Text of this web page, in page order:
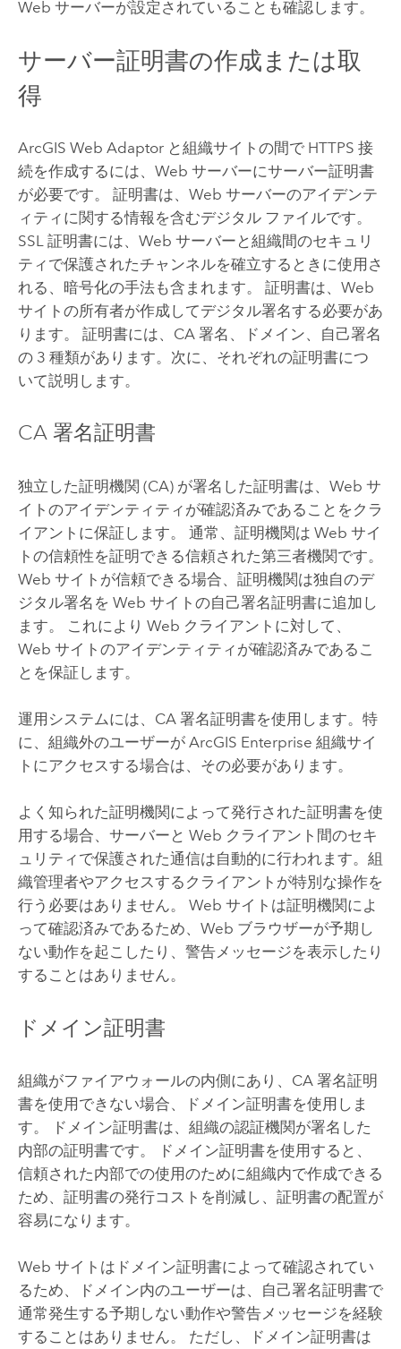
Web サーバーが設定されていることも確認します。
サーバー証明書の作成または取
得
ArcGIS Web Adaptorと組織サイトの間で HTTPS 接
続を作成するには、Web サーバーにサーバー証明書
が必要です。 証明書は、Web サーバーのアイデンテ
ィティに関する情報を含むデジタル ファイルです。
SSL 証明書には、Web サーバーと組織間のセキュリ
ティで保護されたチャンネルを確立するときに使用さ
れる、暗号化の手法も含まれます。 証明書は、Web
サイトの所有者が作成してデジタル署名する必要があ
ります。 証明書には、CA 署名、ドメイン、自己署名
の 3 種類があります。次に、それぞれの証明書につ
いて説明します。
CA 署名証明書
独立した証明機関 (CA) が署名した証明書は、Web サ
イトのアイデンティティが確認済みであることをクラ
イアントに保証します。 通常、証明機関は Web サイ
トの信頼性を証明できる信頼された第三者機関です。
Web サイトが信頼できる場合、証明機関は独自のデ
ジタル署名を Web サイトの自己署名証明書に追加し
ます。 これにより Web クライアントに対して、
Web サイトのアイデンティティが確認済みであるこ
とを保証します。
運用システムには、CA 署名証明書を使用します。特
に、組織外のユーザーが ArcGIS Enterprise 組織サイ
トにアクセスする場合は、その必要があります。
よく知られた証明機関によって発行された証明書を使
用する場合、サーバーと Web クライアント間のセキ
ュリティで保護された通信は自動的に行われます。組
織管理者やアクセスするクライアントが特別な操作を
行う必要はありません。 Web サイトは証明機関によ
って確認済みであるため、Web ブラウザーが予期し
ない動作を起こしたり、警告メッセージを表示したり
することはありません。
ドメイン証明書
組織がファイアウォールの内側にあり、CA 署名証明
書を使用できない場合、ドメイン証明書を使用しま
す。 ドメイン証明書は、組織の認証機関が署名した
内部の証明書です。 ドメイン証明書を使用すると、
信頼された内部での使用のために組織内で作成できる
ため、証明書の発行コストを削減し、証明書の配置が
容易になります。
Web サイトはドメイン証明書によって確認されてい
るため、ドメイン内のユーザーは、自己署名証明書で
通常発生する予期しない動作や警告メッセージを経験
することはありません。 ただし、ドメイン証明書は